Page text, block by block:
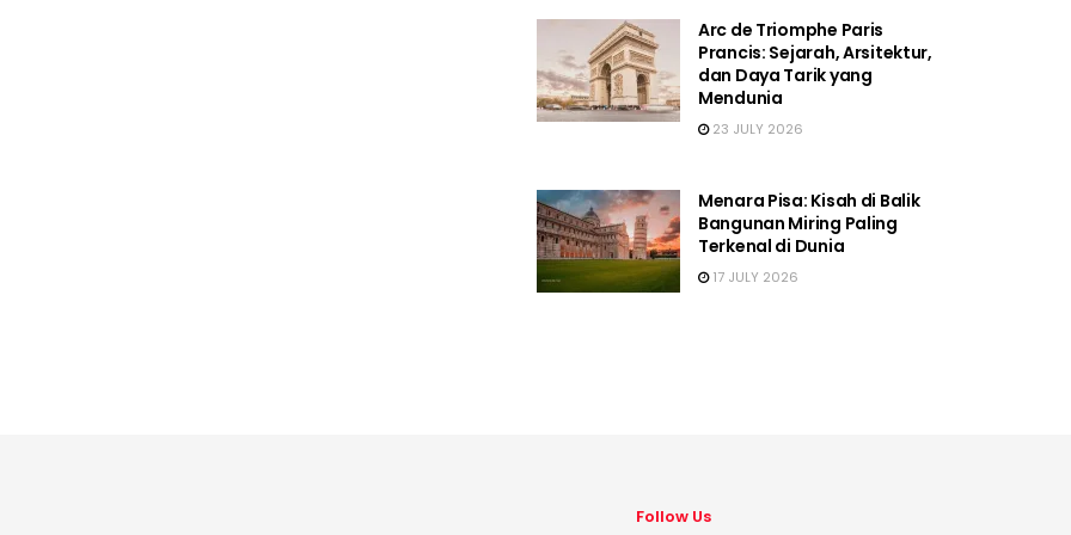
Arc de Triomphe Paris
Prancis: Sejarah, Arsitektur,
dan Daya Tarik yang
Mendunia
23 JULY 2026
Menara Pisa: Kisah di Balik
Bangunan Miring Paling
Terkenal di Dunia
17 JULY 2026
Follow Us